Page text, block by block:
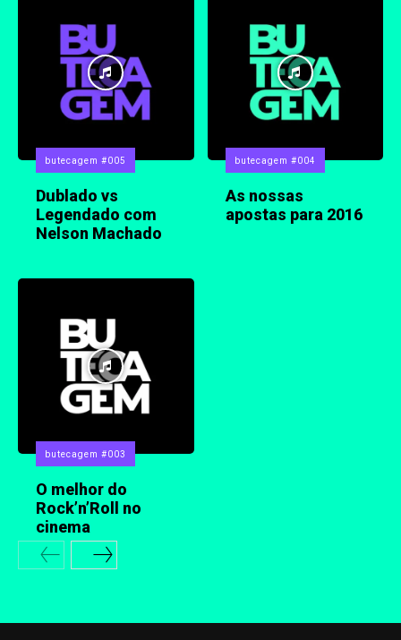
butecagem #005
Dublado vs
Legendado com
Nelson Machado
butecagem #004
As nossas
apostas para 2016
butecagem #003
O melhor do
Rock’n’Roll no
cinema